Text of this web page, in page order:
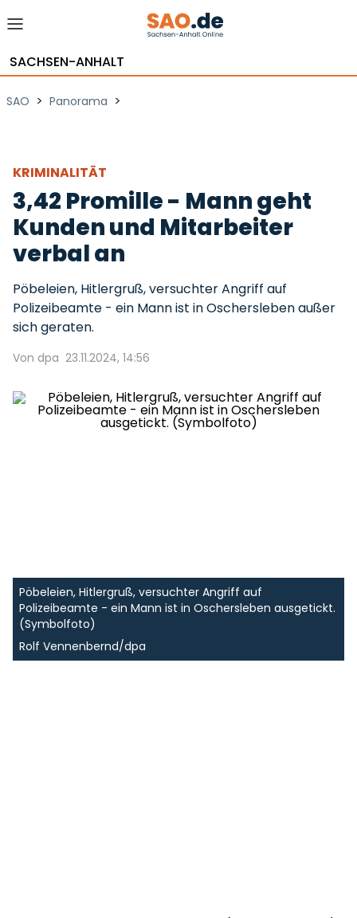
SACHSEN-ANHALT
SAO > Panorama >
KRIMINALITÄT
3,42 Promille - Mann geht
Kunden und Mitarbeiter
verbal an
Pöbeleien, Hitlergruß, versuchter Angriff auf
Polizeibeamte - ein Mann ist in Oschersleben außer
sich geraten.
Von dpa 23.11.2024, 14:56
Pöbeleien, Hitlergruß, versuchter Angriff auf
Polizeibeamte - ein Mann ist in Oschersleben ausgetickt.
(Symbolfoto)
Rolf Vennenbernd/dpa